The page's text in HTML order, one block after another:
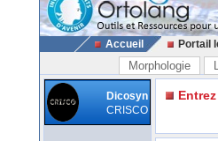
Accueil Portail
Morphologie
Dicosyn
CRISCO